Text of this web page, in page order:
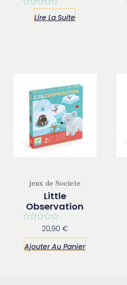
Lire La Suite
jeux de Societe
Little
Observation
sur
5
20,90 €
Ajouter Au Panier